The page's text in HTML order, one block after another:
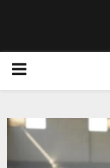
PRIMARY